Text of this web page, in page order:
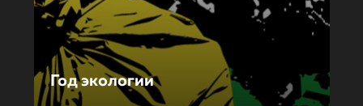
Год экологии